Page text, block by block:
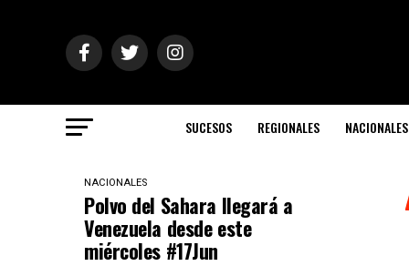
SUCESOS REGIONALES NACIONALES
NACIONALES
Polvo del Sahara llegará a
Venezuela desde este
miércoles #17Jun